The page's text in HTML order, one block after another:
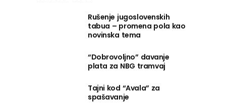
Rušenje jugoslovenskih
tabua – promena pola kao
novinska tema
“Dobrovoljno” davanje
plata za NBG tramvaj
Tajni kod “Avala” za
spašavanje